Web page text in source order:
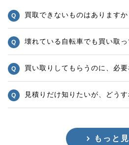
買取できないものはありますか
壊れている自転車でも買い取
買い取りしてもらうのに、必要
見積りだけ知りたいが、どうす
もっと